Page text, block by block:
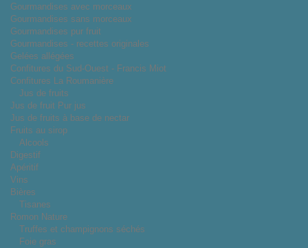
Gourmandises avec morceaux
Gourmandises sans morceaux
Gourmandises pur fruit
Gourmandises - recettes originales
Gelées allégées
Confitures du Sud-Ouest - Francis Miot
Confitures La Roumanière
Jus de fruits
Jus de fruit Pur jus
Jus de fruits à base de nectar
Fruits au sirop
Alcools
Digestif
Apéritif
Vins
Bières
Tisanes
Romon Nature
Truffes et champignons séchés
Foie gras